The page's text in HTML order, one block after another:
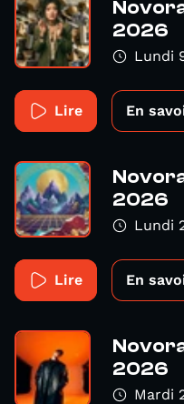
2026
Lundi
Lire En
2026
Lundi
Lire En
2026
Mardi